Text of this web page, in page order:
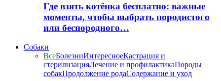
Где взять котёнка бесплатно: важные
моменты, чтобы выбрать породистого
или беспородного…
Собаки
ВсеБолезниИнтересноеКастрация и
стерилизацияЛечение и профилактикаПороды
собакПродолжение родаСодержание и уход